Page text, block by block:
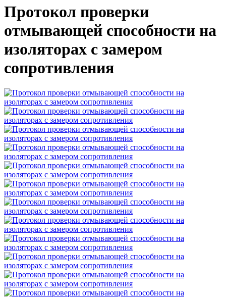
Протокол проверки
отмывающей способности на
изоляторах с замером
сопротивления